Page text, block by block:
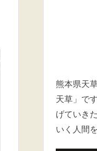
熊本県天
天草」で
げていき
いく人間